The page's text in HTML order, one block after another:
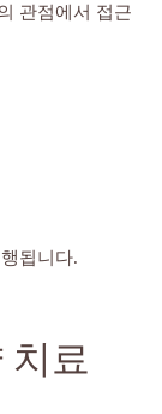
관점에서 접근
됩니다.
료